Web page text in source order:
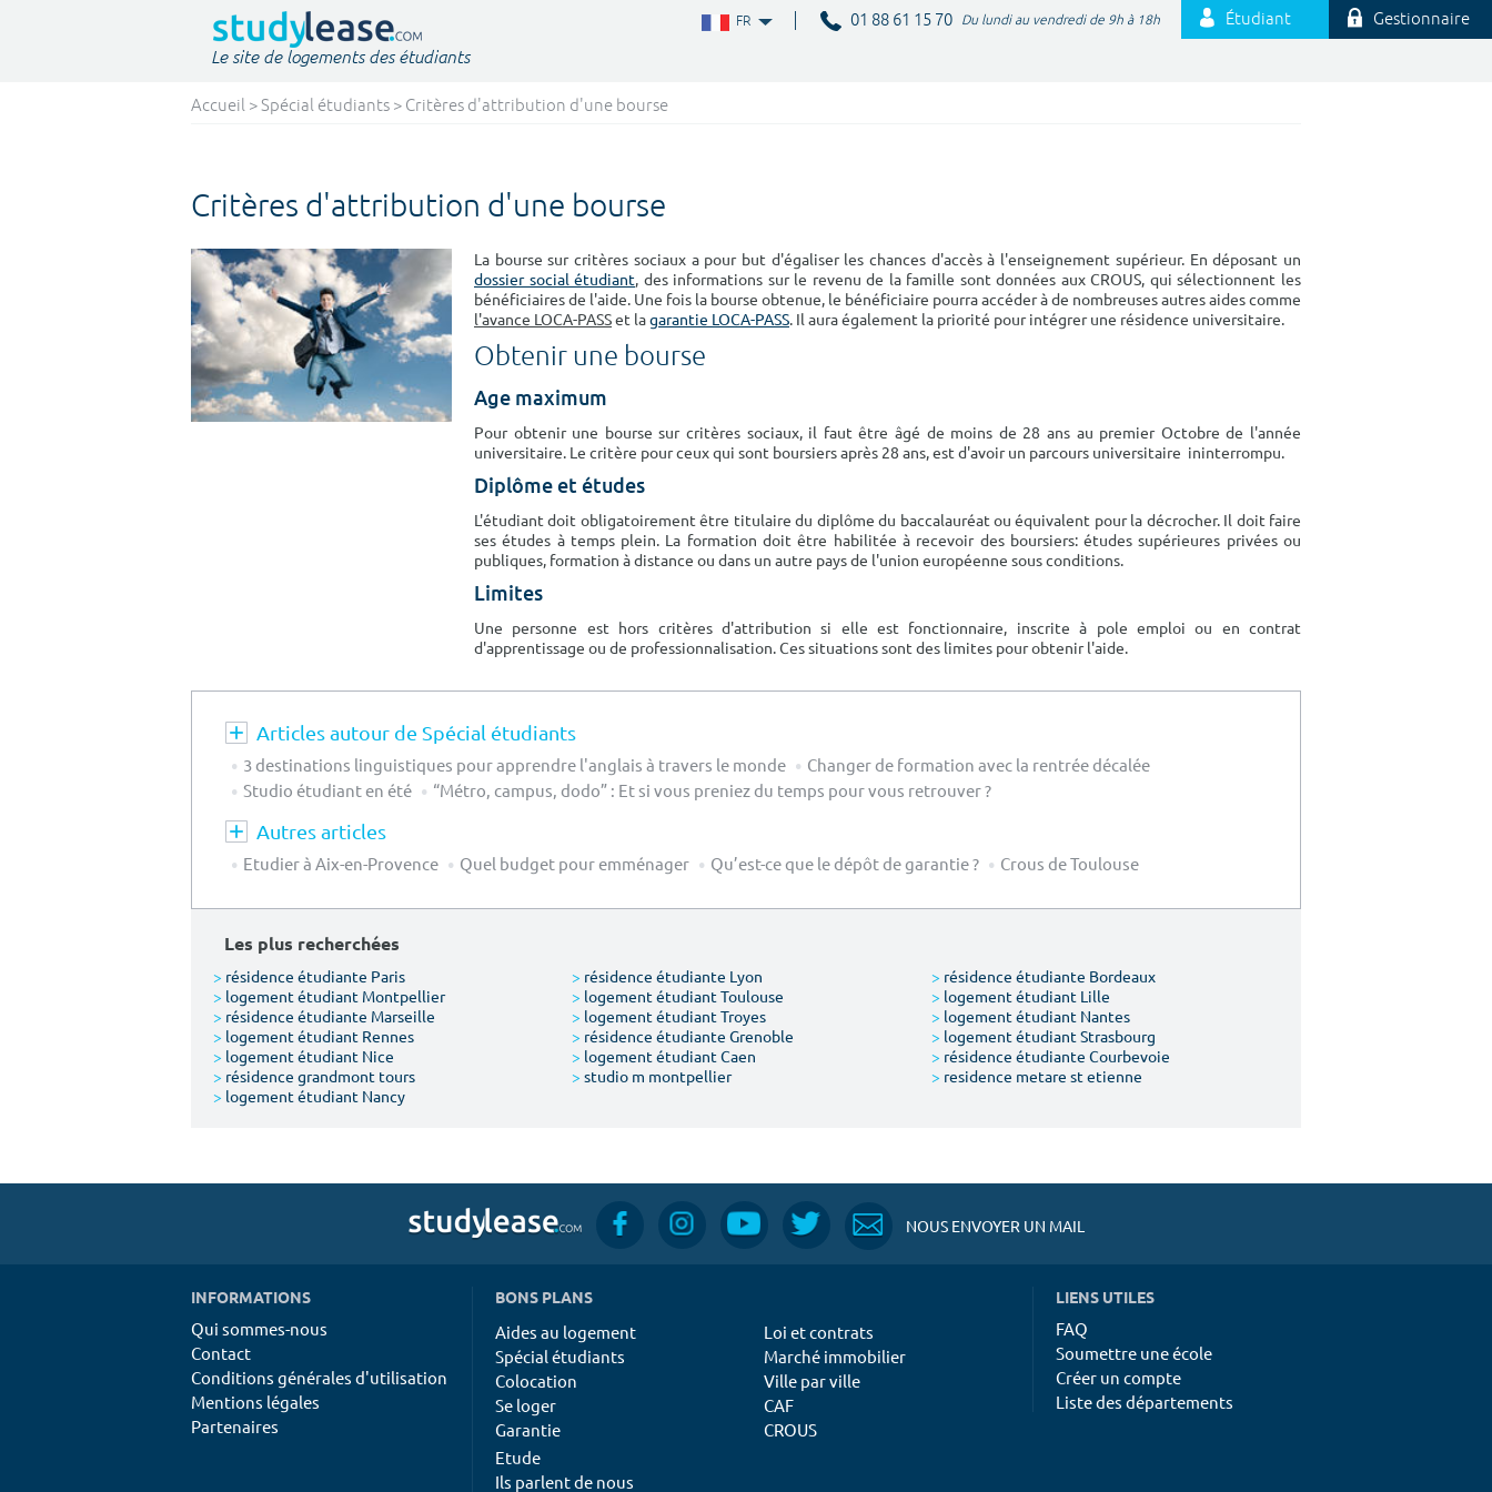
FR 01 88 61 15 70 Du lundi au vendredi de 9h à 18h Étudiant Gestionnaire
Le site de logements des étudiants
Accueil >Spécial étudiants > Critères d'attribution d'une bourse
Critères d'attribution d'une bourse
La bourse sur critères sociaux a pour but d'égaliser les chances d'accès à l'enseignement supérieur. En déposant un
dossier social étudiant, des informations sur le revenu de la famille sont données aux CROUS, qui sélectionnent les
bénéficiaires de l'aide. Une fois la bourse obtenue, le bénéficiaire pourra accéder à de nombreuses autres aides comme
l'avance LOCA-PASSet lagarantie LOCA-PASS. Il aura également la priorité pour intégrer une résidence universitaire.
Obtenir une bourse
Age maximum
Pour obtenir une bourse sur critères sociaux, il faut être âgé de moins de 28 ans au premier Octobre de l'année
universitaire. Le critère pour ceux qui sont boursiers après 28 ans, est d'avoir un parcours universitaire ininterrompu.
Diplôme et études
L'étudiant doit obligatoirement être titulaire du diplôme du baccalauréat ou équivalent pour la décrocher. Il doit faire
ses études à temps plein. La formation doit être habilitée à recevoir des boursiers: études supérieures privées ou
publiques, formation à distance ou dans un autre pays de l'union européenne sous conditions.
Limites
Une personne est hors critères d'attribution si elle est fonctionnaire, inscrite à pole emploi ou en contrat
d'apprentissage ou de professionnalisation. Ces situations sont des limites pour obtenir l'aide.
Articles autour de Spécial étudiants
3 destinations linguistiques pour apprendre l'anglais à travers le monde
Changer de formation avec la rentrée décalée
Studio étudiant en été
“Métro, campus, dodo” : Et si vous preniez du temps pour vous retrouver ?
Autres articles
Etudier à Aix-en-Provence Quel budget pour emménager Qu’est-ce que le dépôt de garantie ? Crous de Toulouse
Les plus recherchées
> résidence étudiante Paris > résidence étudiante Lyon > résidence étudiante Bordeaux
> logement étudiant Montpellier > logement étudiant Toulouse > logement étudiant Lille
> résidence étudiante Marseille > logement étudiant Troyes > logement étudiant Nantes
> logement étudiant Rennes > résidence étudiante Grenoble > logement étudiant Strasbourg
> logement étudiant Nice > logement étudiant Caen > résidence étudiante Courbevoie
> résidence grandmont tours > studio m montpellier > residence metare st etienne
> logement étudiant Nancy
NOUS ENVOYER UN MAIL
INFORMATIONS
Qui sommes-nous
Contact
Conditions générales d'utilisation
Mentions légales
Partenaires
BONS PLANS
Aides au logement
Spécial étudiants
Colocation
Se loger
Garantie
Loi et contrats
Marché immobilier
Ville par ville
CAF
CROUS
Etude
Ils parlent de nous
LIENS UTILES
FAQ
Soumettre une école
Créer un compte
Liste des départements